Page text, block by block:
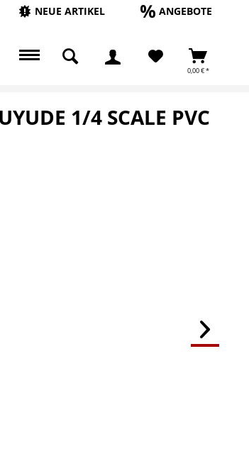
Deutsch
NEUE ARTIKEL ANGEBOTE
0,00 € *
1/4 SCALE PVC